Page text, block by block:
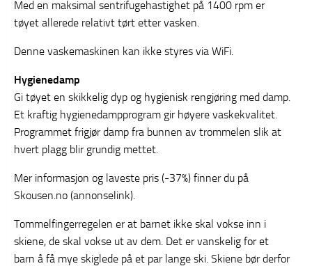
Med en maksimal sentrifugehastighet på 1400 rpm er
tøyet allerede relativt tørt etter vasken.
Denne vaskemaskinen kan ikke styres via WiFi.
Hygienedamp
Gi tøyet en skikkelig dyp og hygienisk rengjøring med damp.
Et kraftig hygienedampprogram gir høyere vaskekvalitet.
Programmet frigjør damp fra bunnen av trommelen slik at
hvert plagg blir grundig mettet.
Mer informasjon og laveste pris (-37%) finner du på
Skousen.no (annonselink).
Tommelfingerregelen er at barnet ikke skal vokse inn i
skiene, de skal vokse ut av dem. Det er vanskelig for et
barn å få mye skiglede på et par lange ski. Skiene bør derfor